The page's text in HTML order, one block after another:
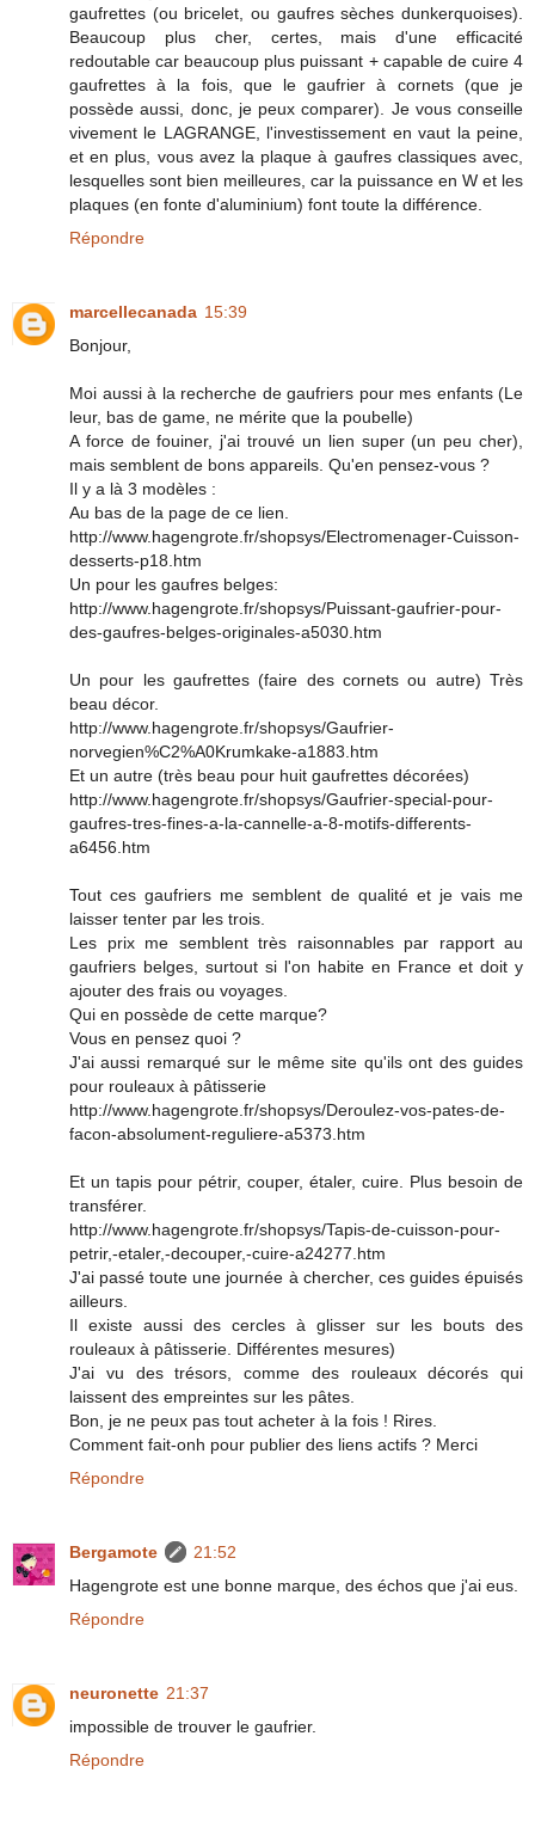
gaufrettes (ou bricelet, ou gaufres sèches dunkerquoises).
Beaucoup plus cher, certes, mais d'une efficacité
redoutable car beaucoup plus puissant + capable de cuire 4
gaufrettes à la fois, que le gaufrier à cornets (que je
possède aussi, donc, je peux comparer). Je vous conseille
vivement le LAGRANGE, l'investissement en vaut la peine,
et en plus, vous avez la plaque à gaufres classiques avec,
lesquelles sont bien meilleures, car la puissance en W et les
plaques (en fonte d'aluminium) font toute la différence.
Répondre
marcellecanada 15:39
Bonjour,
Moi aussi à la recherche de gaufriers pour mes enfants (Le
leur, bas de game, ne mérite que la poubelle)
A force de fouiner, j'ai trouvé un lien super (un peu cher),
mais semblent de bons appareils. Qu'en pensez-vous ?
Il y a là 3 modèles :
Au bas de la page de ce lien.
http://www.hagengrote.fr/shopsys/Electromenager-Cuisson-
desserts-p18.htm
Un pour les gaufres belges:
http://www.hagengrote.fr/shopsys/Puissant-gaufrier-pour-
des-gaufres-belges-originales-a5030.htm
Un pour les gaufrettes (faire des cornets ou autre) Très
beau décor.
http://www.hagengrote.fr/shopsys/Gaufrier-
norvegien%C2%A0Krumkake-a1883.htm
Et un autre (très beau pour huit gaufrettes décorées)
http://www.hagengrote.fr/shopsys/Gaufrier-special-pour-
gaufres-tres-fines-a-la-cannelle-a-8-motifs-differents-
a6456.htm
Tout ces gaufriers me semblent de qualité et je vais me
laisser tenter par les trois.
Les prix me semblent très raisonnables par rapport au
gaufriers belges, surtout si l'on habite en France et doit y
ajouter des frais ou voyages.
Qui en possède de cette marque?
Vous en pensez quoi ?
J'ai aussi remarqué sur le même site qu'ils ont des guides
pour rouleaux à pâtisserie
http://www.hagengrote.fr/shopsys/Deroulez-vos-pates-de-
facon-absolument-reguliere-a5373.htm
Et un tapis pour pétrir, couper, étaler, cuire. Plus besoin de
transférer.
http://www.hagengrote.fr/shopsys/Tapis-de-cuisson-pour-
petrir,-etaler,-decouper,-cuire-a24277.htm
J'ai passé toute une journée à chercher, ces guides épuisés
ailleurs.
Il existe aussi des cercles à glisser sur les bouts des
rouleaux à pâtisserie. Différentes mesures)
J'ai vu des trésors, comme des rouleaux décorés qui
laissent des empreintes sur les pâtes.
Bon, je ne peux pas tout acheter à la fois ! Rires.
Comment fait-onh pour publier des liens actifs ? Merci
Répondre
Bergamote
21:52
Hagengrote est une bonne marque, des échos que j'ai eus.
Répondre
neuronette 21:37
impossible de trouver le gaufrier.
Répondre